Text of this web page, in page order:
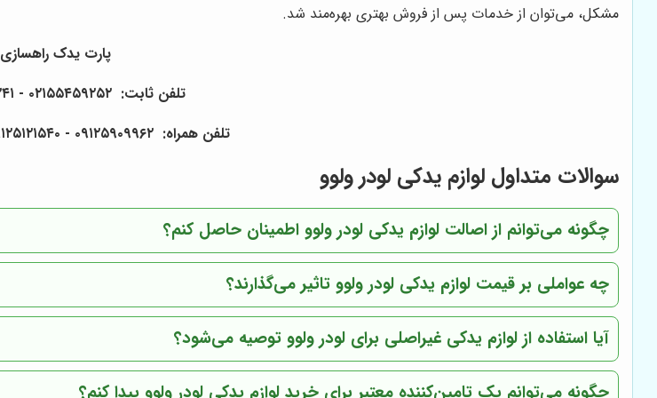
مشکل، می‌توان از خدمات پس از فروش بهتری بهره‌مند شد.
پارت یدک راهسازی
تلفن ثابت: ۰۲۱۵۵۴۵۹۲۵۲ - ۰۲۱۵۵۴۵۹۲۴۱
تلفن همراه: ۰۹۱۲۵۹۰۹۹۶۲ - ۰۹۱۲۵۱۲۱۵۴۰‌‌‌ - ۰۹۱۲۶۹۳۱۶۶۷
سوالات متداول لوازم یدکی لودر ولوو
چگونه می‌توانم از اصالت لوازم یدکی لودر ولوو اطمینان حاصل کنم؟
چه عواملی بر قیمت لوازم یدکی لودر ولوو تاثیر می‌گذارند؟
آیا استفاده از لوازم یدکی غیراصلی برای لودر ولوو توصیه می‌شود؟
چگونه می‌توانم یک تامین‌کننده معتبر برای خرید لوازم یدکی لودر ولوو پیدا کنم؟